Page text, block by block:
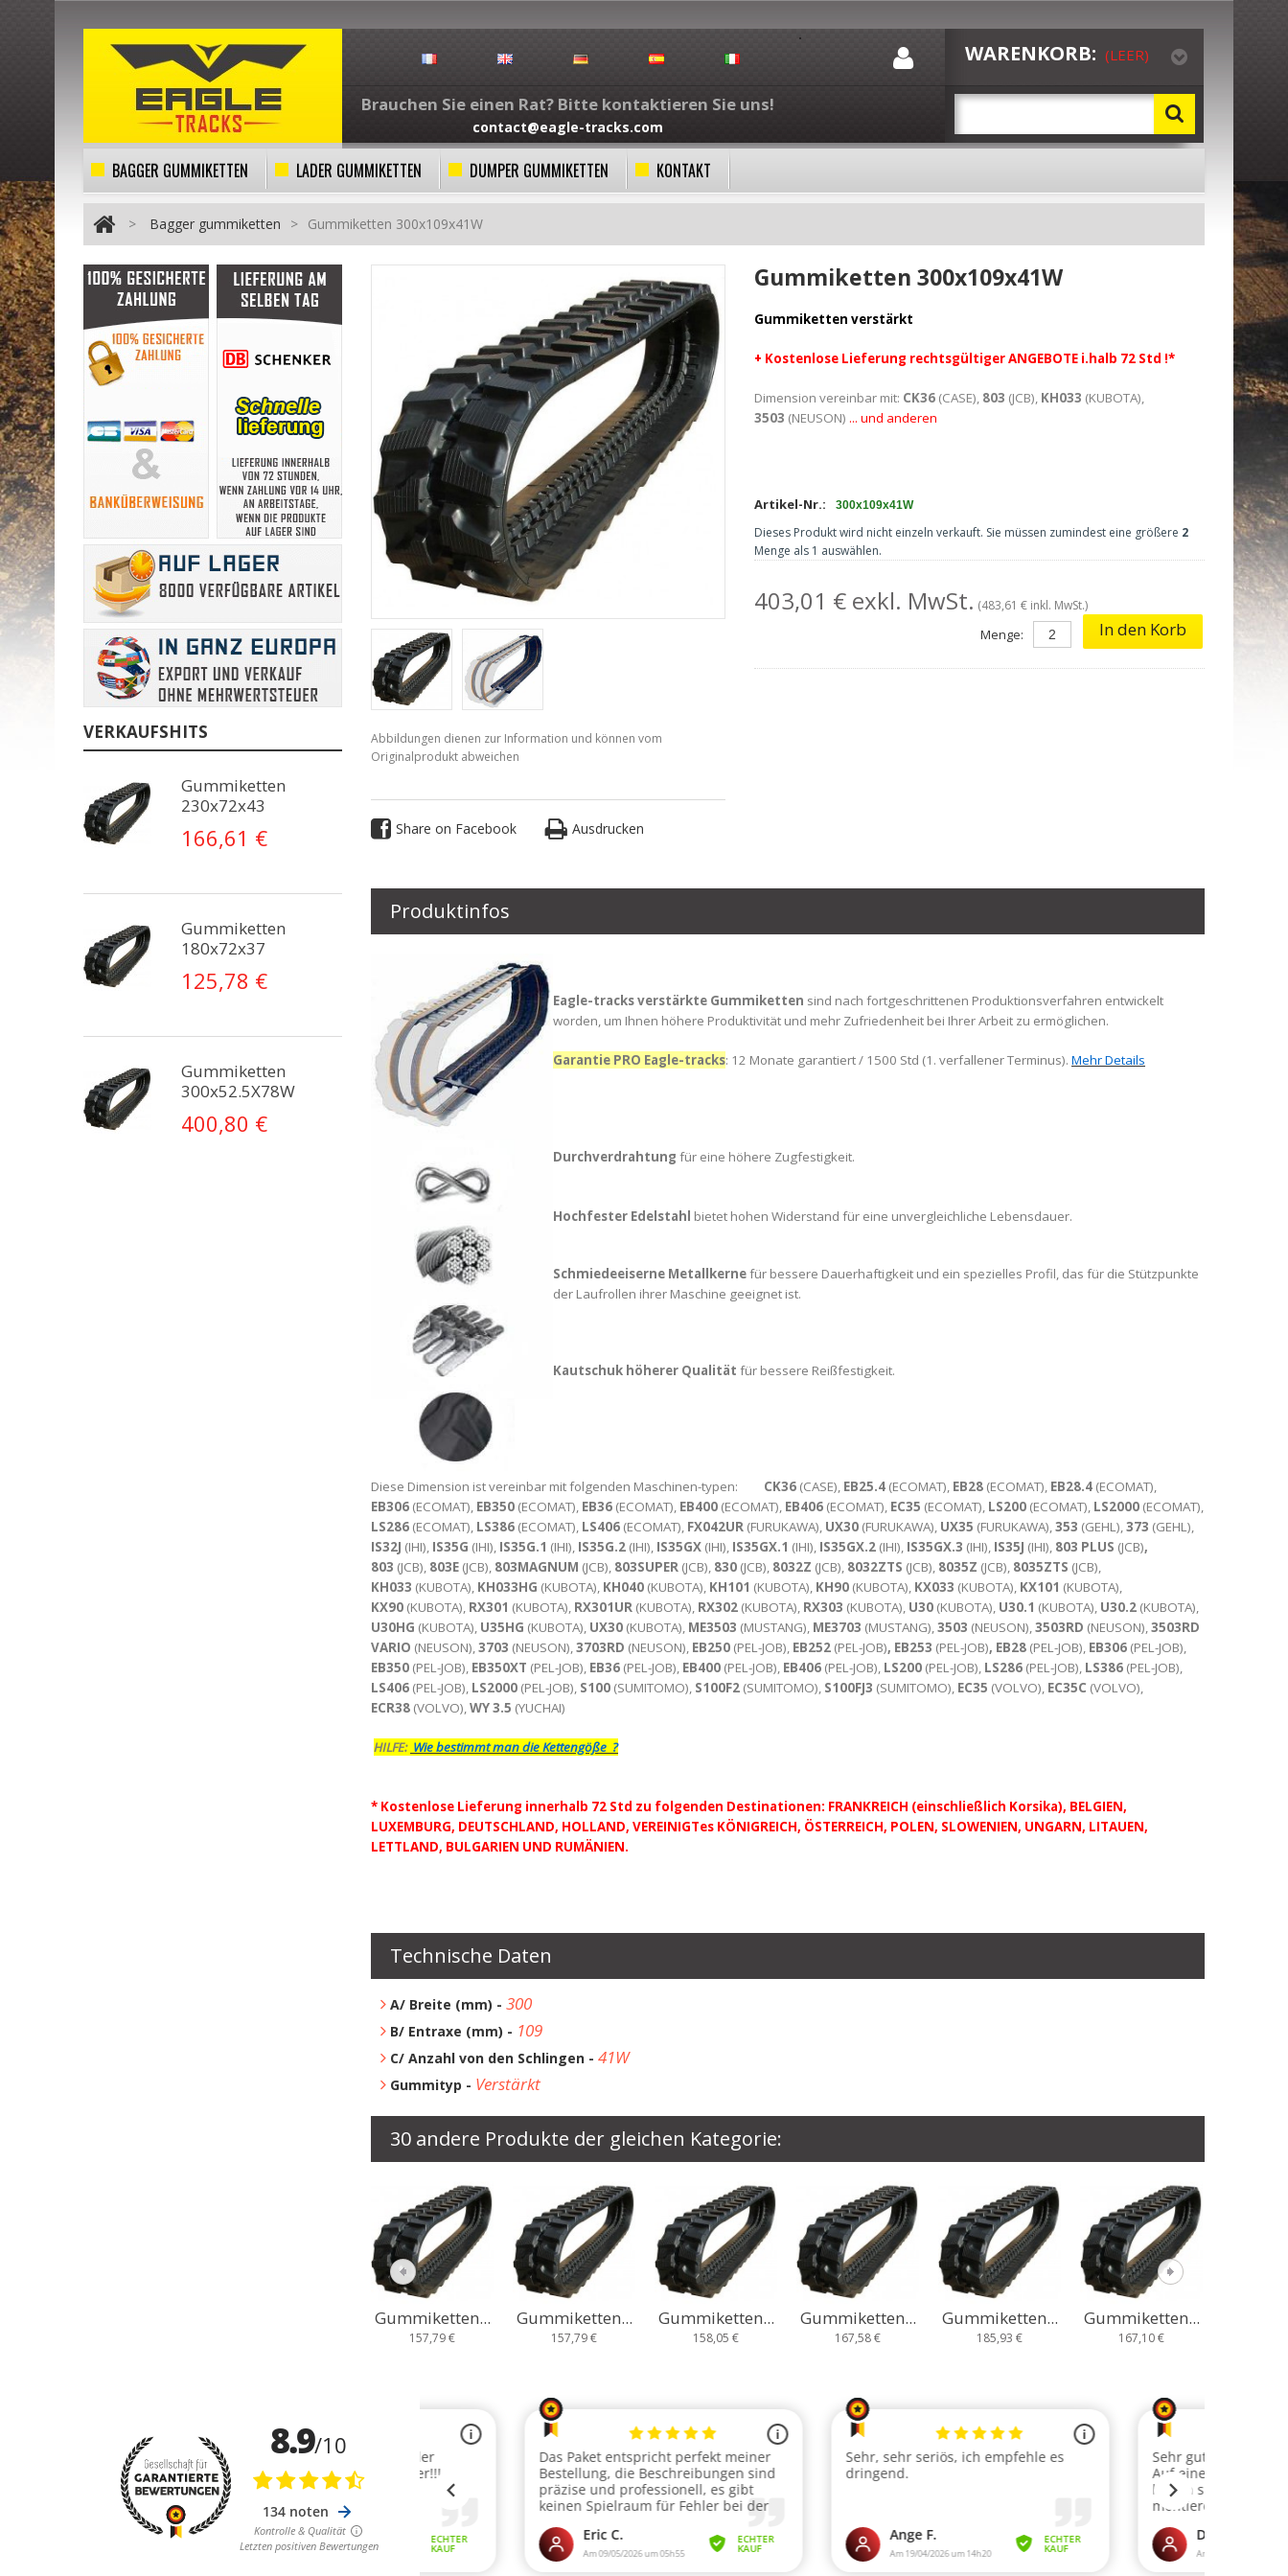
BAGGER GUMMIKETTEN LADER GUMMIKETTEN DUMPER GUMMIKETTEN KONTAKT
Brauchen Sie einen Rat? Bitte kontaktieren Sie uns!
contact@eagle-tracks.com
WARENKORB: (LEER)
> Bagger gummiketten > Gummiketten 300x109x41W
VERKAUFSHITS
Gummiketten
230x72x43
166,61 €
Gummiketten
180x72x37
125,78 €
Gummiketten
300x52.5X78W
400,80 €
Abbildungen dienen zur Information und können vom
Originalprodukt abweichen
Share on Facebook Ausdrucken
Gummiketten 300x109x41W
Gummiketten verstärkt
+ Kostenlose Lieferung rechtsgültiger ANGEBOTE i.halb 72 Std !*
Dimension vereinbar mit: CK36 (CASE), 803 (JCB), KH033 (KUBOTA),
3503 (NEUSON) ... und anderen
Artikel-Nr.: 300x109x41W
Dieses Produkt wird nicht einzeln verkauft. Sie müssen zumindest eine größere 2
Menge als 1 auswählen.
403,01 € exkl. MwSt. (483,61 € inkl. MwSt.)
In den Korb
Menge:
Produktinfos
Eagle-tracks verstärkte Gummiketten sind nach fortgeschrittenen Produktionsverfahren entwickelt
worden, um Ihnen höhere Produktivität und mehr Zufriedenheit bei Ihrer Arbeit zu ermöglichen.
Garantie PRO Eagle-tracks: 12 Monate garantiert / 1500 Std (1. verfallener Terminus). Mehr Details
Durchverdrahtung für eine höhere Zugfestigkeit.
Hochfester Edelstahl bietet hohen Widerstand für eine unvergleichliche Lebensdauer.
Schmiedeeiserne Metallkernefür bessere Dauerhaftigkeit und ein spezielles Profil, das für die Stützpunkte
der Laufrollen ihrer Maschine geeignet ist.
Kautschuk höherer Qualität für bessere Reißfestigkeit.
Diese Dimension ist vereinbar mit folgenden Maschinen-typen: CK36 (CASE), EB25.4 (ECOMAT), EB28 (ECOMAT), EB28.4 (ECOMAT),
EB306 (ECOMAT), EB350 (ECOMAT), EB36 (ECOMAT), EB400 (ECOMAT), EB406 (ECOMAT), EC35 (ECOMAT), LS200 (ECOMAT), LS2000 (ECOMAT),
LS286 (ECOMAT), LS386 (ECOMAT), LS406 (ECOMAT), FX042UR (FURUKAWA), UX30 (FURUKAWA), UX35 (FURUKAWA),353 (GEHL),373 (GEHL),
IS32J (IHI), IS35G (IHI), IS35G.1 (IHI), IS35G.2 (IHI), IS35GX (IHI), IS35GX.1 (IHI), IS35GX.2 (IHI), IS35GX.3 (IHI), IS35J (IHI), 803 PLUS (JCB),
803 (JCB), 803E (JCB), 803MAGNUM (JCB), 803SUPER (JCB), 830 (JCB), 8032Z (JCB), 8032ZTS (JCB), 8035Z (JCB), 8035ZTS (JCB),
KH033 (KUBOTA), KH033HG (KUBOTA), KH040 (KUBOTA), KH101 (KUBOTA), KH90 (KUBOTA), KX033 (KUBOTA), KX101 (KUBOTA),
KX90 (KUBOTA), RX301 (KUBOTA), RX301UR (KUBOTA), RX302 (KUBOTA), RX303 (KUBOTA), U30 (KUBOTA), U30.1 (KUBOTA), U30.2 (KUBOTA),
U30HG (KUBOTA), U35HG (KUBOTA), UX30 (KUBOTA), ME3503 (MUSTANG), ME3703 (MUSTANG),3503 (NEUSON),3503RD (NEUSON),3503RD
VARIO (NEUSON),3703 (NEUSON),3703RD (NEUSON), EB250 (PEL-JOB), EB252 (PEL-JOB), EB253 (PEL-JOB), EB28 (PEL-JOB), EB306 (PEL-JOB),
EB350 (PEL-JOB), EB350XT (PEL-JOB), EB36 (PEL-JOB), EB400 (PEL-JOB), EB406 (PEL-JOB), LS200 (PEL-JOB), LS286 (PEL-JOB), LS386 (PEL-JOB),
LS406 (PEL-JOB), LS2000 (PEL-JOB), S100 (SUMITOMO), S100F2 (SUMITOMO), S100FJ3 (SUMITOMO), EC35 (VOLVO), EC35C (VOLVO),
ECR38 (VOLVO),WY 3.5 (YUCHAI)
HILFE: Wie bestimmt man die Kettengöße ?
* Kostenlose Lieferung innerhalb 72 Std zu folgenden Destinationen: FRANKREICH (einschließlich Korsika), BELGIEN,
LUXEMBURG, DEUTSCHLAND, HOLLAND, VEREINIGTes KÖNIGREICH, ÖSTERREICH, POLEN, SLOWENIEN, UNGARN, LITAUEN,
LETTLAND, BULGARIEN UND RUMÄNIEN.
Technische Daten
A/ Breite (mm) - 300
B/ Entraxe (mm) - 109
C/ Anzahl von den Schlingen - 41W
Gummityp - Verstärkt
30 andere Produkte der gleichen Kategorie:
Gummiketten...
157,79 €
Gummiketten...
158,05 €
Gummiketten...
167,58 €
Gummiketten...
185,93 €
Gummiketten...
167,10 €
Gummiketten...
235,67 €